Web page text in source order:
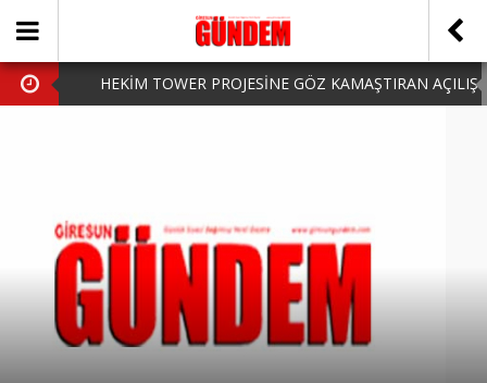
HEKİM TOWER PROJESİNE GÖZ KAMAŞTIRAN AÇILIŞ
HARUN CİCİ: VİDEOYU GÖRÜNCE GÖZLERİM DOLDU